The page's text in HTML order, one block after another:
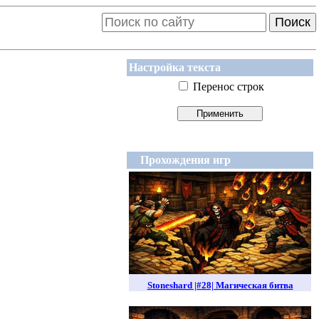
Поиск
Настройка текста
Перенос строк
Прохождения игр
Stoneshard |#28| Магическая битва